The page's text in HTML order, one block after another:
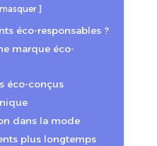
masquer
éco-responsables ?
marque éco-
éco-conçus
dans la mode
plus longtemps